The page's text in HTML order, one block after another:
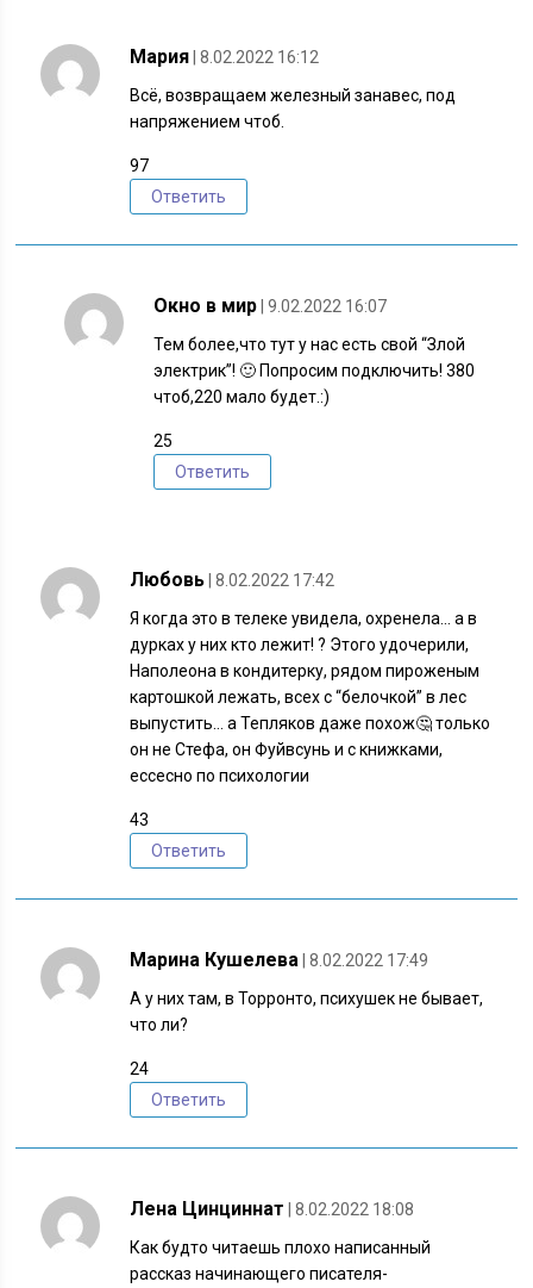
Мария | 8.02.2022 16:12
Всё, возвращаем железный занавес, под
напряжением чтоб.
97
Ответить
Окно в мир | 9.02.2022 16:07
Тем более,что тут у нас есть свой “Злой
электрик”! 🙂 Попросим подключить! 380
чтоб,220 мало будет.:)
25
Ответить
Любовь | 8.02.2022 17:42
Я когда это в телеке увидела, охренела… а в
дурках у них кто лежит! ? Этого удочерили,
Наполеона в кондитерку, рядом пироженым
картошкой лежать, всех с “белочкой” в лес
выпустить… а Тепляков даже похож🤔 только
он не Стефа, он Фуйвсунь и с книжками,
ессесно по психологии
43
Ответить
Марина Кушелева
| 8.02.2022 17:49
А у них там, в Торронто, психушек не бывает,
что ли?
24
Ответить
Лена Цинциннат
| 8.02.2022 18:08
Как будто читаешь плохо написанный
рассказ начинающего писателя-